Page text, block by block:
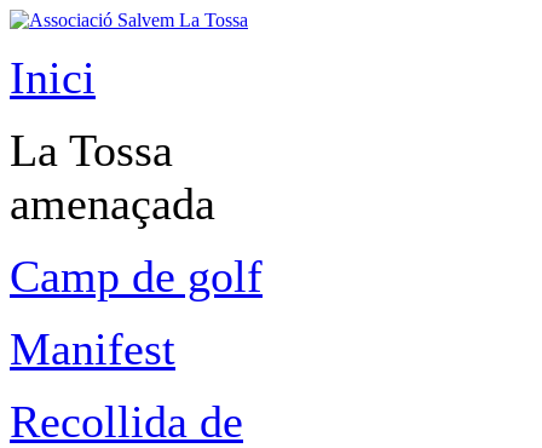
Inici
La Tossa
amenaçada
Camp de golf
Manifest
Recollida de